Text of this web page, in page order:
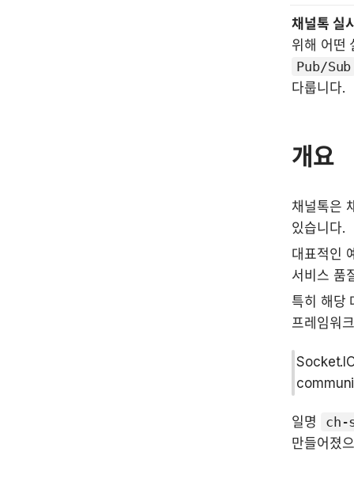
채널톡 실
Pub/Sub
다룹니다.
개요
채널톡은
있습니다.
대표적인
서비스 품
특히 해당
프레임워
일명
ch-
만들어졌